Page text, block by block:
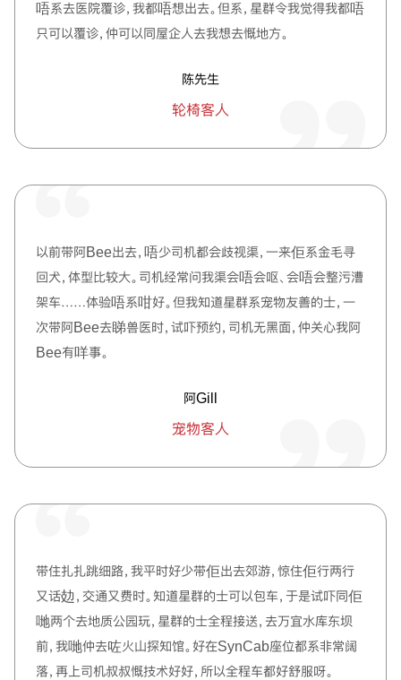
唔系去医院覆诊，我都唔想出去。但系，星群令我觉得我都唔
只可以覆诊，仲可以同屋企人去我想去慨地方。
陈先生
轮椅客人
以前带阿Bee出去，唔少司机都会歧视渠，一来佢系金毛寻
回犬，体型比较大。司机经常问我渠会唔会呕、会唔会整污漕
架车……体验唔系咁好。但我知道星群系宠物友善的士，一
次带阿Bee去睇兽医时，试吓预约，司机无黑面，仲关心我阿
Bee有咩事。
阿Gill
宠物客人
带住扎扎跳细路，我平时好少带佢出去郊游，惊住佢行两行
又话攰，交通又费时。知道星群的士可以包车，于是试吓同佢
哋两个去地质公园玩，星群的士全程接送，去万宜水库东坝
前，我哋仲去咗火山探知馆。好在SynCab座位都系非常阔
落，再上司机叔叔慨技术好好，所以全程车都好舒服呀。